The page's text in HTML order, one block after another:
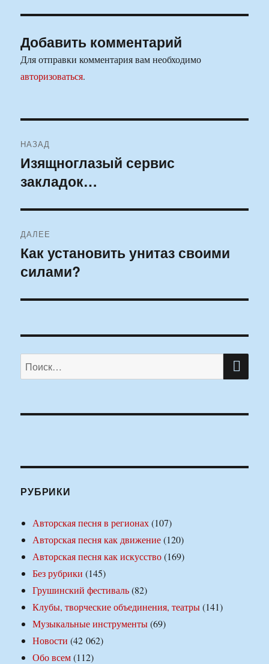
Добавить комментарий
Для отправки комментария вам необходимо
авторизоваться.
по
записям
НАЗАД
Предыдущая
запись:
Изящноглазый сервис
закладок…
ДАЛЕЕ
Следующая
запись:
Как установить унитаз своими
силами?
Искать:
РУБРИКИ
Авторская песня в регионах(107)
Авторская песня как движение(120)
Авторская песня как искусство(169)
Без рубрики (145)
Грушинский фестиваль(82)
Клубы, творческие объединения, театры(141)
Музыкальные инструменты(69)
Новости (42 062)
Обо всем(112)